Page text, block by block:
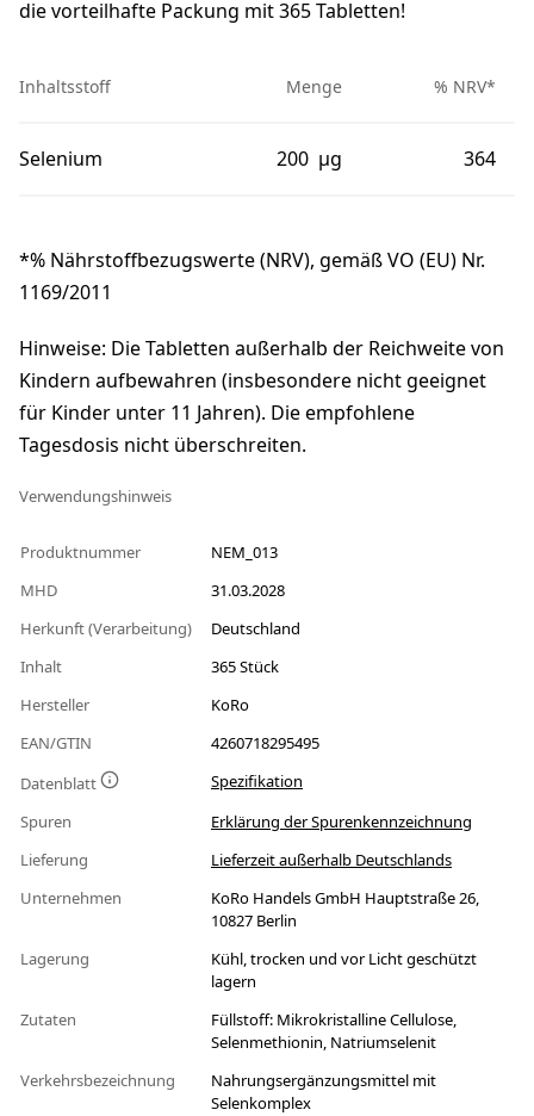
die vorteilhafte Packung mit 365 Tabletten!
Inhaltsstoff Menge % NRV*
Selenium 200 μg 364
*% Nährstoffbezugswerte (NRV), gemäß VO (EU) Nr.
1169/2011
Hinweise: Die Tabletten außerhalb der Reichweite von
Kindern aufbewahren (insbesondere nicht geeignet
für Kinder unter 11 Jahren). Die empfohlene
Tagesdosis nicht überschreiten.
Verwendungshinweis
Produktnummer
NEM_013
MHD
31.03.2028
Herkunft (Verarbeitung)
Deutschland
Inhalt
365 Stück
Hersteller
KoRo
EAN/GTIN
4260718295495
Datenblatt
Spezifikation
Spuren
Erklärung der Spurenkennzeichnung
Lieferung
Lieferzeit außerhalb Deutschlands
Unternehmen
KoRo Handels GmbH Hauptstraße 26,
10827 Berlin
Lagerung
Kühl, trocken und vor Licht geschützt
lagern
Zutaten
Füllstoff: Mikrokristalline Cellulose,
Selenmethionin, Natriumselenit
Verkehrsbezeichnung
Nahrungsergänzungsmittel mit
Selenkomplex